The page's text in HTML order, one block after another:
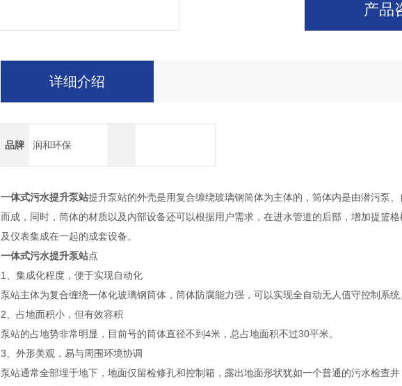
产品
详细介绍
品牌 润和环保
一体式污水提升泵站提升泵站的外壳是用复合缠绕玻璃钢筒体为主体的，筒体内是由潜污泵
而成，同时，筒体的材质以及内部设备还可以根据用户需求，在进水管道的后部，增加提篮
及仪表集成在一起的成套设备。
一体式污水提升泵站点
1、集成化程度，便于实现自动化
泵站主体为复合缠绕一体化玻璃钢筒体，筒体防腐能力强，可以实现全自动无人值守控制系统
2、占地面积小，但有效容积
泵站的占地势非常明显，目前号的筒体直径不到4米，总占地面积不过30平米。
3、外形美观，易与周围环境协调
泵站通常全部埋于地下，地面仅留检修孔和控制箱，露出地面形状犹如一个普通的污水检查